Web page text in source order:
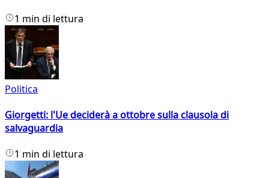
1 min di lettura
Politica
Giorgetti: l'Ue deciderà a ottobre sulla clausola di
salvaguardia
1 min di lettura